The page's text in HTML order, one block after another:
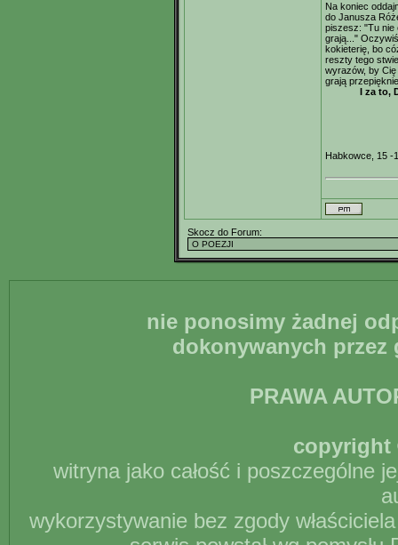
Na koniec
do Janusza
piszesz: "Tu nie
grają..."
kokieterię, bo
reszty tego
wyrazów, by
grają
I za to,
Habkowce, 15 -
Skocz do Forum:
nie ponosimy żadnej
dokonywanych
PRAWA
copyright
witryna jako całość i poszczególne
wykorzystywanie bez zgody